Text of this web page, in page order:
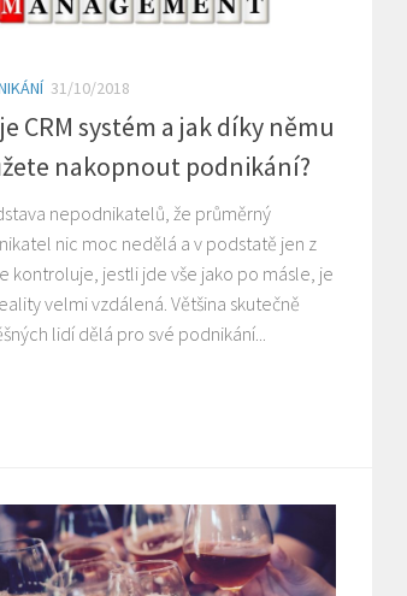
31/10/2018
CRM systém a jak díky němu
nakopnout podnikání?
nepodnikatelů, že průměrný
nic moc nedělá a v podstatě jen z
kontroluje, jestli jde vše jako po másle, je
velmi vzdálená. Většina skutečně
lidí dělá pro své podnikání...